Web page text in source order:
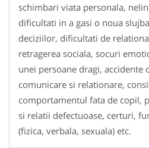
schimbari viata personala,
dificultati in a gasi o noua
deciziilor, dificultati de
retragerea sociala, socuri
unei persoane dragi, accidente
comunicare si relationare,
comportamentul fata de copil,
si relatii defectuoase, certuri,
(fizica, verbala, sexuala) etc.